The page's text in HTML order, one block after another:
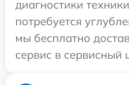
диагностики
потребуется
мы бесплатно
сервис в сервисный